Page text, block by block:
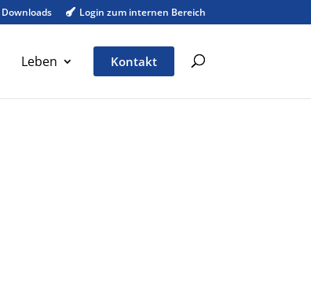
Downloads  Login zum internen Bereich
Leben Kontakt